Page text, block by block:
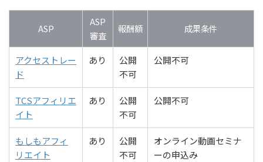
ASP
ASP
審査
報酬額 成果条件
アクセストレー
ド
あり
公開
不可
公開不可
TCSアフィリエ
イト
あり
公開
不可
公開不可
もしもアフィ
リエイト
あり
公開
不可
オンライン動画セミナ
ーの申込み